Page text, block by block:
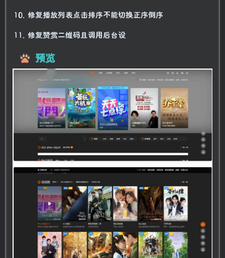
修复播放列表点击排序不能切换正序倒序
修复赞赏二维码且调用后台设
预览